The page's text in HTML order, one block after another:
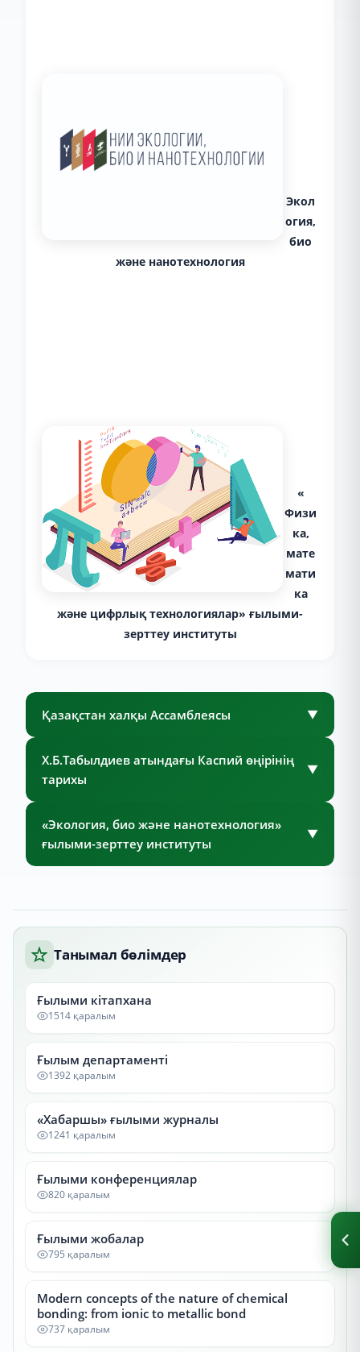
Экол
огия,
био
және нанотехнология
«
Физи
ка,
мате
мати
ка
және цифрлық технологиялар» ғылыми-
зерттеу институты
Қазақстан халқы Ассамблеясы ▼
Х.Б.Табылдиев атындағы Каспий өңірінің
тарихы
▼
«Экология, био және нанотехнология»
ғылыми-зерттеу институты
▼
Танымал бөлімдер
Ғылыми кітапхана
1514 қаралым
Ғылым департаменті
1392 қаралым
«Хабаршы» ғылыми журналы
1241 қаралым
Ғылыми конференциялар
820 қаралым
Ғылыми жобалар
795 қаралым
Modern concepts of the nature of chemical
bonding: from ionic to metallic bond
737 қаралым